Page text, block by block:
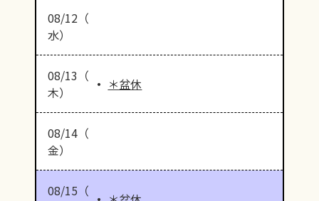
08/12（
水）
08/13（
木）
＊盆休
08/14（
金）
08/15（